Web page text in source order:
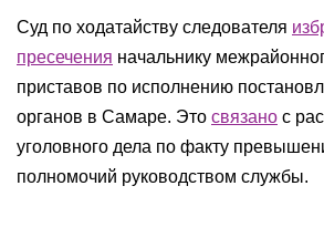
Суд по ходатайству следователя
пресечения начальнику
приставов по исполнению
органов в Самаре. Это связано с
уголовного дела по факту
полномочий руководством службы.